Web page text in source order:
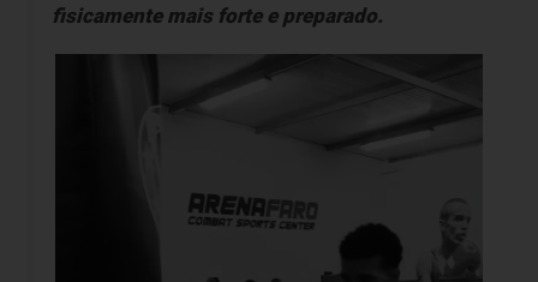
fisicamente mais forte e preparado.